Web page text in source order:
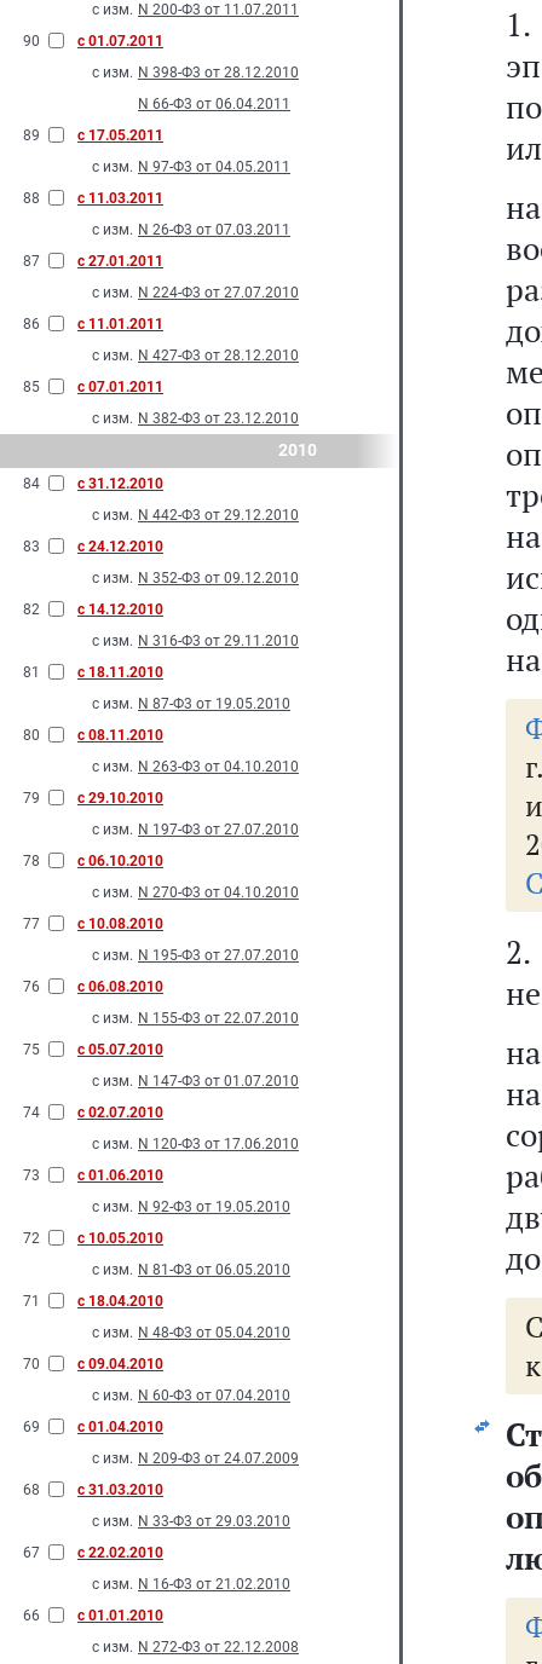
с изм. N 200-Ф3 от 11.07.2011
90
с 01.07.2011
с изм. N 398-Ф3 от 28.12.2010
N 66-Ф3 от 06.04.2011
89
с 17.05.2011
с изм. N 97-Ф3 от 04.05.2011
88
с 11.03.2011
с изм. N 26-Ф3 от 07.03.2011
87
с 27.01.2011
с изм. N 224-Ф3 от 27.07.2010
86
с 11.01.2011
с изм. N 427-Ф3 от 28.12.2010
85
с 07.01.2011
с изм. N 382-Ф3 от 23.12.2010
2010
84
с 31.12.2010
с изм. N 442-Ф3 от 29.12.2010
83
с 24.12.2010
с изм. N 352-Ф3 от 09.12.2010
82
с 14.12.2010
с изм. N 316-Ф3 от 29.11.2010
81
с 18.11.2010
с изм. N 87-Ф3 от 19.05.2010
80
с 08.11.2010
с изм. N 263-Ф3 от 04.10.2010
79
с 29.10.2010
с изм. N 197-Ф3 от 27.07.2010
78
с 06.10.2010
с изм. N 270-Ф3 от 04.10.2010
77
с 10.08.2010
с изм. N 195-Ф3 от 27.07.2010
76
с 06.08.2010
с изм. N 155-Ф3 от 22.07.2010
75
с 05.07.2010
с изм. N 147-Ф3 от 01.07.2010
74
с 02.07.2010
с изм. N 120-Ф3 от 17.06.2010
73
с 01.06.2010
с изм. N 92-Ф3 от 19.05.2010
72
с 10.05.2010
с изм. N 81-Ф3 от 06.05.2010
71
с 18.04.2010
с изм. N 48-Ф3 от 05.04.2010
70
с 09.04.2010
с изм. N 60-Ф3 от 07.04.2010
69
с 01.04.2010
с изм. N 209-Ф3 от 24.07.2009
68
с 31.03.2010
с изм. N 33-Ф3 от 29.03.2010
67
с 22.02.2010
с изм. N 16-Ф3 от 21.02.2010
66
с 01.01.2010
с изм. N 272-Ф3 от 22.12.2008